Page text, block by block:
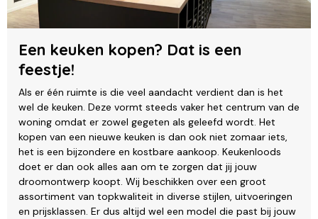
Een keuken kopen? Dat is een
feestje!
Als er één ruimte is die veel aandacht verdient dan is het
wel de keuken. Deze vormt steeds vaker het centrum van de
woning omdat er zowel gegeten als geleefd wordt. Het
kopen van een nieuwe keuken is dan ook niet zomaar iets,
het is een bijzondere en kostbare aankoop. Keukenloods
doet er dan ook alles aan om te zorgen dat jij jouw
droomontwerp koopt. Wij beschikken over een groot
assortiment van topkwaliteit in diverse stijlen, uitvoeringen
en prijsklassen. Er dus altijd wel een model die past bij jouw